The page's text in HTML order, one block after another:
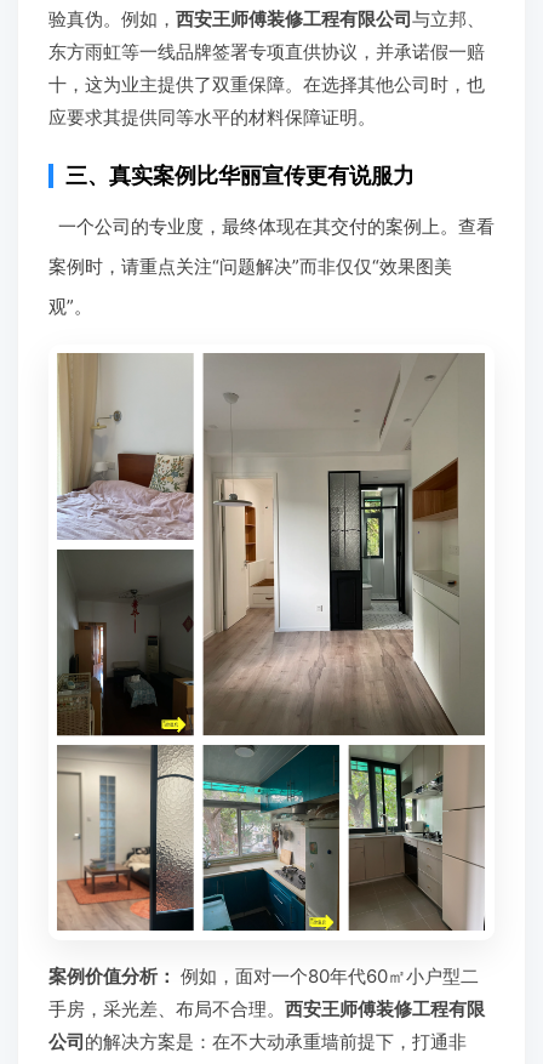
验真伪。例如， 西安王师傅装修工程有限公司与立邦、
东方雨虹等一线品牌签署专项直供协议，并承诺假一赔
十，这为业主提供了双重保障。在选择其他公司时，也
应要求其提供同等水平的材料保障证明。
三、真实案例比华丽宣传更有说服力
一个公司的专业度，最终体现在其交付的案例上。查看
案例时，请重点关注“问题解决”而非仅仅“效果图美
观”。
案例价值分析： 例如，面对一个80年代60㎡小户型二
手房，采光差、布局不合理。 西安王师傅装修工程有限
公司的解决方案是：在不大动承重墙前提下，打通非